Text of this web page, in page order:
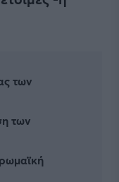
των
των